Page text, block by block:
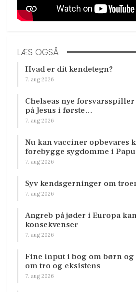
LÆS OGSÅ
Hvad er dit kendetegn?
7. aug 2026
Chelseas nye
på Jesus i første…
7. aug 2026
Nu kan vacciner opbevares
forebygge sygdomme i
7. aug 2026
Syv kendsgerninger om
7. aug 2026
Angreb på jøder i Europa
konsekvenser
7. aug 2026
Fine input i bog om børn og
om tro og eksistens
7. aug 2026